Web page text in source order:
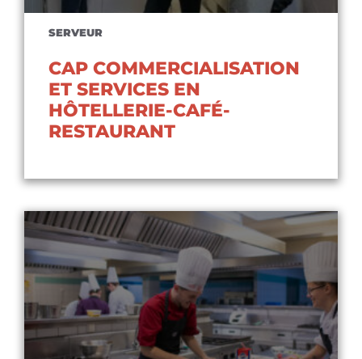
SERVEUR
CAP COMMERCIALISATION
ET SERVICES EN
HÔTELLERIE-CAFÉ-
RESTAURANT
Voir le diplôme